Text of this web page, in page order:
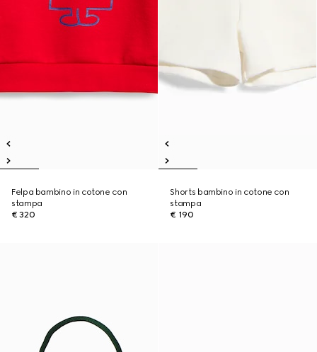
Felpa bambino in cotone con
stampa
€ 320
Shorts bambino in cotone con
stampa
€ 190